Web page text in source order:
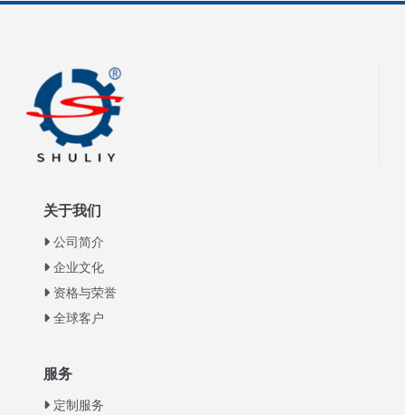
关于我们
公司简介
企业文化
资格与荣誉
全球客户
服务
定制服务
Greek